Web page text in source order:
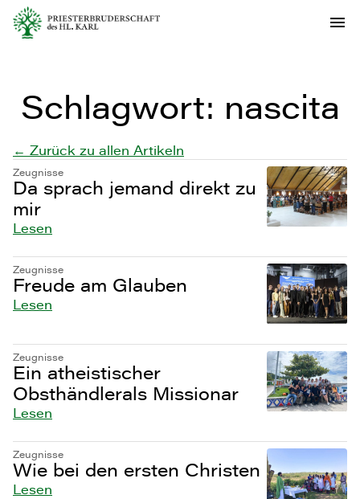
Schlagwort: nascita
← Zurück zu allen Artikeln
Zeugnisse
Da sprach jemand direkt zu
mir
Lesen
Zeugnisse
Freude am Glauben
Lesen
Zeugnisse
Ein atheistischer
Obsthändlerals Missionar
Lesen
Zeugnisse
Wie bei den ersten Christen
Lesen